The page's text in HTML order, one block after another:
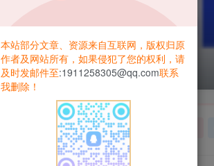
本站部分文章、资源来自互联网，版权归原
作者及网站所有，如果侵犯了您的权利，请
及时发邮件至:1911258305@qq.com联系
我删除！